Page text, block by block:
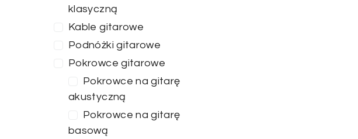
klasyczną
Kable gitarowe
Podnóżki gitarowe
Pokrowce gitarowe
Pokrowce na gitarę
akustyczną
Pokrowce na gitarę
basową